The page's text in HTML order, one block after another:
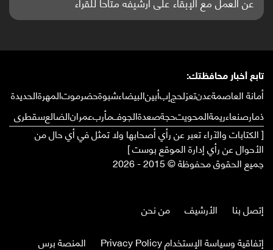
تابع أخبار محافظتك:
أمانة العاصمةعدنتعزلحجإبأبينالبيضاءشبوةحضرموتالمهرةالحديدة
ذمارصنعاءريمةالمحويتحجةصعدةالجوفمأربعمرانالضالعسقطرى
[ الكتابات والآراء تعبر عن رأي أصحابها ولا تمثل في أي حال من
الأحوال عن رأي إدارة الموقع بوست ]
جميع الحقوق محفوظة © 2015 - 2026
إتصل بنا الأرشيف
من نحن
إتفاقية وسياسة الإستخدام Privacy Policy
المنصة برس